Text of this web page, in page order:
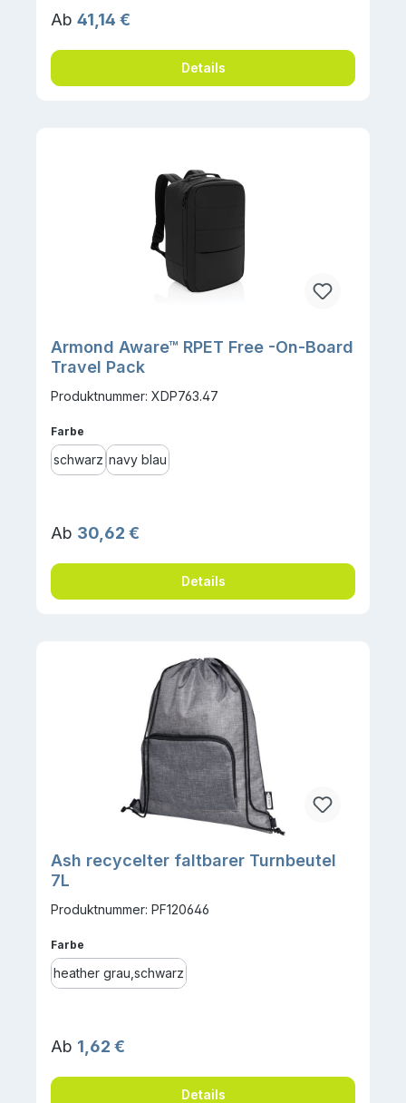
Regulärer Preis:
Ab 41,14 €
Details
Armond Aware™ RPET Free -On-Board
Travel Pack
Produktnummer: XDP763.47
Farbe
schwarz navy blau
Regulärer Preis:
Ab 30,62 €
Details
Ash recycelter faltbarer Turnbeutel
7L
Produktnummer: PF120646
Farbe
heather grau,schwarz
Regulärer Preis:
Ab 1,62 €
Details